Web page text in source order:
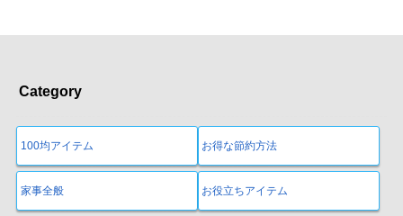
Category
100均アイテム お得な節約方法
家事全般 お役立ちアイテム